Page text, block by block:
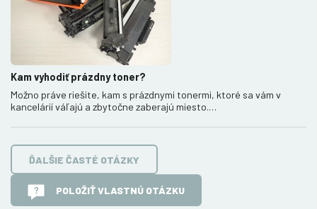
Kam vyhodiť prázdny toner?
Možno práve riešite, kam s prázdnymi tonermi, ktoré sa vám v
kancelárií váľajú a zbytočne zaberajú miesto.…
ĎALŠIE ČASTÉ OTÁZKY
POLOŽIŤ VLASTNÚ OTÁZKU